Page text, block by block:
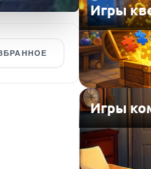
Игры
Игры